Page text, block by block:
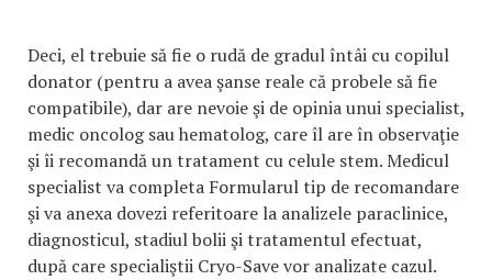
Deci, el trebuie să fie o rudă de gradul întâi cu copilul
donator (pentru a avea şanse reale că probele să fie
compatibile), dar are nevoie şi de opinia unui specialist,
medic oncolog sau hematolog, care îl are în observaţie
şi îi recomandă un tratament cu celule stem. Medicul
specialist va completa Formularul tip de recomandare
şi va anexa dovezi referitoare la analizele paraclinice,
diagnosticul, stadiul bolii şi tratamentul efectuat,
după care specialiştii Cryo-Save vor analizate cazul.